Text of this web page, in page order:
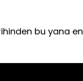
bu yana en